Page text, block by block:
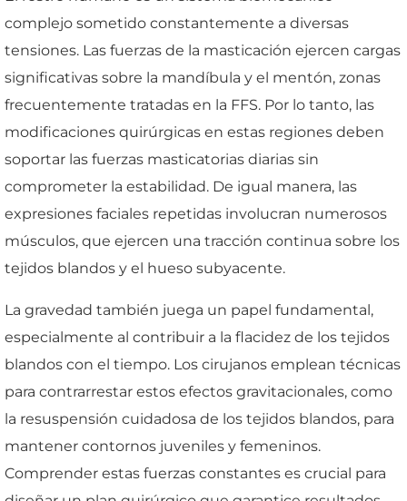
complejo sometido constantemente a diversas
tensiones. Las fuerzas de la masticación ejercen cargas
significativas sobre la mandíbula y el mentón, zonas
frecuentemente tratadas en la FFS. Por lo tanto, las
modificaciones quirúrgicas en estas regiones deben
soportar las fuerzas masticatorias diarias sin
comprometer la estabilidad. De igual manera, las
expresiones faciales repetidas involucran numerosos
músculos, que ejercen una tracción continua sobre los
tejidos blandos y el hueso subyacente.
La gravedad también juega un papel fundamental,
especialmente al contribuir a la flacidez de los tejidos
blandos con el tiempo. Los cirujanos emplean técnicas
para contrarrestar estos efectos gravitacionales, como
la resuspensión cuidadosa de los tejidos blandos, para
mantener contornos juveniles y femeninos.
Comprender estas fuerzas constantes es crucial para